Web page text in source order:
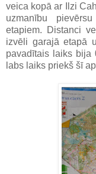
veica kopā ar Ilzi
uzmanību
etapiem. Distanci
izvēli garajā etapā
pavadītais laiks bija
labs laiks priekš šī